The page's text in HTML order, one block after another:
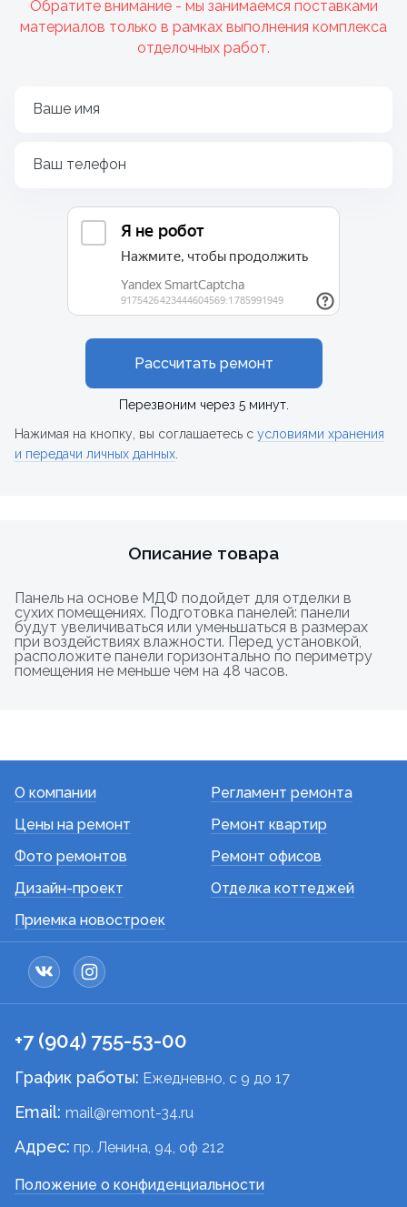
Обратите внимание - мы занимаемся поставками
материалов только в рамках выполнения комплекса
отделочных работ.
Ваше имя
Ваш телефон
Рассчитать ремонт
Перезвоним через 5 минут.
Нажимая на кнопку, вы соглашаетесь с условиями хранения
и передачи личных данных
Описание товара
Панель на основе МДФ подойдет для отделки в
сухих помещениях. Подготовка панелей: панели
будут увеличиваться или уменьшаться в размерах
при воздействиях влажности. Перед установкой,
расположите панели горизонтально по периметру
помещения не меньше чем на 48 часов.
О компании
Цены на ремонт
Фото ремонтов
Дизайн-проект
Приемка новостроек
Регламент ремонта
Ремонт квартир
Ремонт офисов
Отделка коттеджей
+7 (904) 755-53-00
График работы: Ежедневно, c 9 до 17
Email: mail@remont-34.ru
Адрес: пр. Ленина, 94, оф 212
Положение о конфиденциальности